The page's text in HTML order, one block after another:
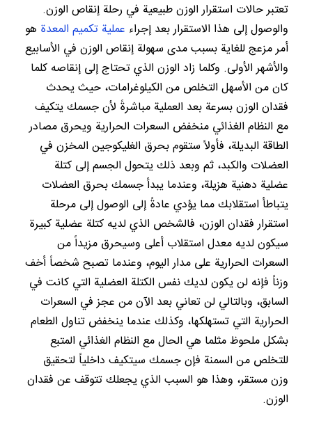
تعتبر حالات استقرار الوزن طبيعية في رحلة إنقاص الوزن.
والوصول إلى هذا الاستقرار بعد إجراء عملية تكميم المعدة هو
أمر مزعج للغاية بسبب مدى سهولة إنقاص الوزن في الأسابيع
والأشهر الأولى. وكلما زاد الوزن الذي تحتاج إلى إنقاصه كلما
كان من الأسهل التخلص من الكيلوغرامات، حيث يحدث
فقدان الوزن بسرعة بعد العملية مباشرةً لأن جسمك يتكيف
مع النظام الغذائي منخفض السعرات الحرارية ويحرق مصادر
الطاقة البديلة، فأولاً ستقوم بحرق الغليكوجين المخزن في
العضلات والكبد، ثم وبعد ذلك يتحول الجسم إلى كتلة
عضلية دهنية هزيلة، وعندما يبدأ جسمك بحرق العضلات
يتباطأ استقلابك مما يؤدي عادةً إلى الوصول إلى مرحلة
استقرار فقدان الوزن، فالشخص الذي لديه كتلة عضلية كبيرة
سيكون لديه معدل استقلاب أعلى وسيحرق مزيداً من
السعرات الحرارية على مدار اليوم، وعندما تصبح شخصاً أخف
وزناً فإنه لن يكون لديك نفس الكتلة العضلية التي كانت في
السابق، وبالتالي لن تعاني بعد الآن من عجز في السعرات
الحرارية التي تستهلكها، وكذلك عندما ينخفض تناول الطعام
بشكل ملحوظ مثلما هي الحال مع النظام الغذائي المتبع
للتخلص من السمنة فإن جسمك سيتكيف داخلياً لتحقيق
وزن مستقر، وهذا هو السبب الذي يجعلك تتوقف عن فقدان
الوزن.